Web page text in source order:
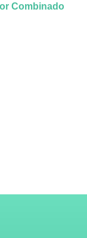
Combinado